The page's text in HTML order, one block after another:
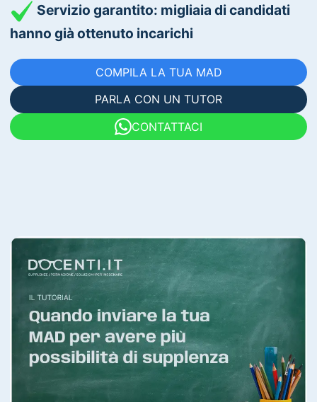
Servizio garantito: migliaia di candidati
hanno già ottenuto incarichi
COMPILA LA TUA MAD
PARLA CON UN TUTOR
CONTATTACI